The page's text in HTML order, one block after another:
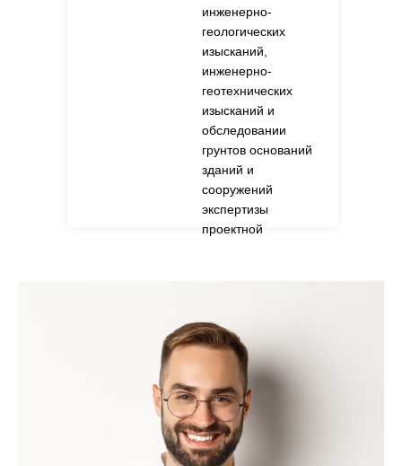
инженерно-
геологических
изысканий,
инженерно-
геотехнических
изысканий и
обследовании
грунтов оснований
зданий и
сооружений
экспертизы
проектной
безопасности.